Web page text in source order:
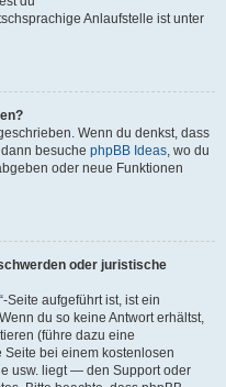
Anlaufstelle ist unter
Wenn du denkst, dass
besuche phpBB Ideas, wo du
oder neue Funktionen
oder juristische
Seite aufgeführt ist, ist ein
du so keine Antwort erhältst,
(führe dazu eine
bei einem kostenlosen
usw. liegt — den Support oder